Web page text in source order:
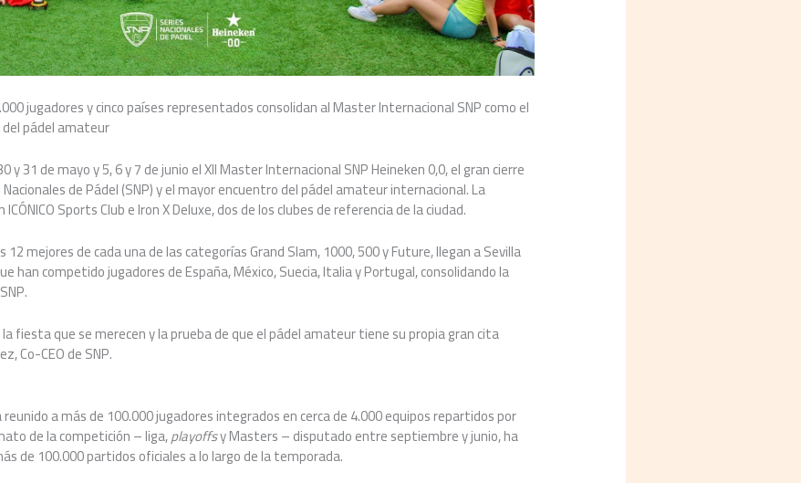
jugadores y cinco países representados consolidan al Master Internacional SNP como el
pádel amateur
y 31 de mayo y 5, 6 y 7 de junio el XII Master Internacional SNP Heineken 0,0, el gran cierre
de Pádel (SNP) y el mayor encuentro del pádel amateur internacional. La
Sports Club e Iron X Deluxe, dos de los clubes de referencia de la ciudad.
mejores de cada una de las categorías Grand Slam, 1000, 500 y Future, llegan a Sevilla
han competido jugadores de España, México, Suecia, Italia y Portugal, consolidando la
fiesta que se merecen y la prueba de que el pádel amateur tiene su propia gran cita
Co-CEO de SNP.
reunido a más de 100.000 jugadores integrados en cerca de 4.000 equipos repartidos por
de la competición – liga,playoffsy Masters – disputado entre septiembre y junio, ha
de 100.000 partidos oficiales a lo largo de la temporada.